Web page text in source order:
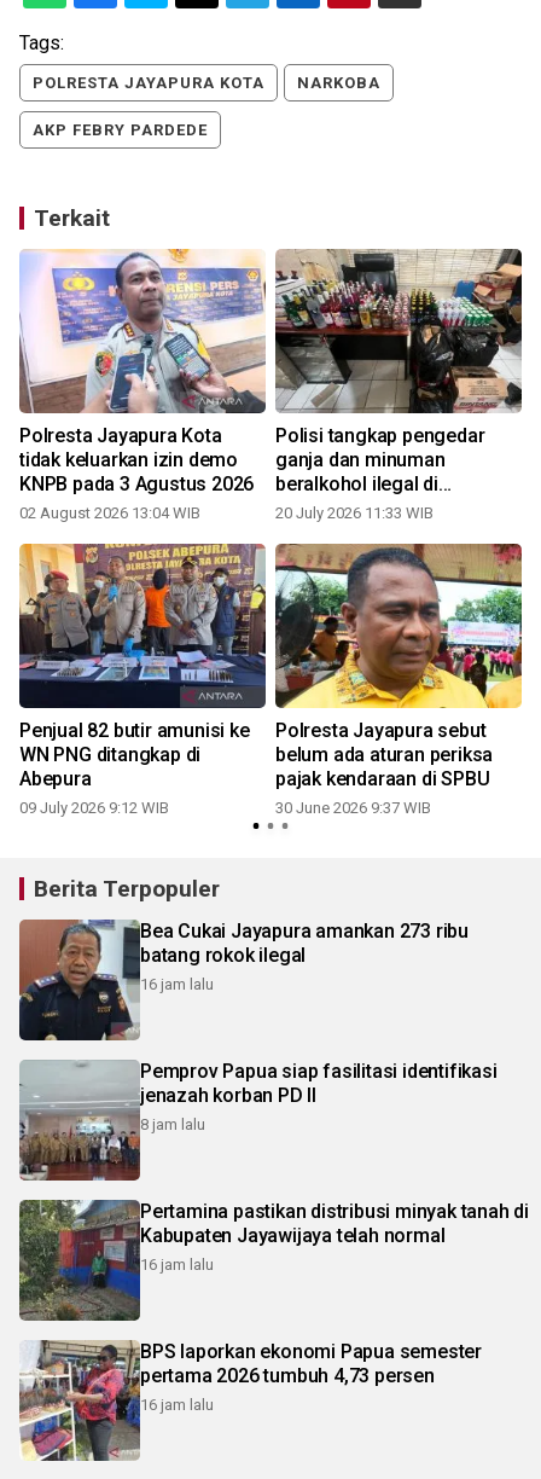
Tags:
POLRESTA JAYAPURA KOTA NARKOBA
AKP FEBRY PARDEDE
Terkait
Polresta Jayapura Kota
tidak keluarkan izin demo
KNPB pada 3 Agustus 2026
02 August 2026 13:04 WIB
Polisi tangkap pengedar
ganja dan minuman
beralkohol ilegal di
Jayapura
20 July 2026 11:33 WIB
Penjual 82 butir amunisi ke
WN PNG ditangkap di
Abepura
09 July 2026 9:12 WIB
Polresta Jayapura sebut
belum ada aturan periksa
pajak kendaraan di SPBU
30 June 2026 9:37 WIB
Berita Terpopuler
Bea Cukai Jayapura amankan 273 ribu
batang rokok ilegal
16 jam lalu
Pemprov Papua siap fasilitasi identifikasi
jenazah korban PD II
8 jam lalu
Pertamina pastikan distribusi minyak tanah di
Kabupaten Jayawijaya telah normal
16 jam lalu
BPS laporkan ekonomi Papua semester
pertama 2026 tumbuh 4,73 persen
16 jam lalu